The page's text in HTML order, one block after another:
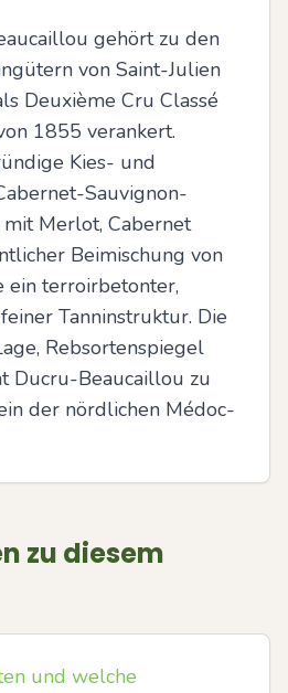
gehört zu den
von Saint-Julien
Deuxième Cru Classé
1855 verankert.
Kies- und
Sauvignon-
Merlot, Cabernet
Beimischung von
ein terroirbetonter,
Tanninstruktur. Die
Rebsortenspiegel
Ducru-Beaucaillou zu
der nördlichen Médoc-
zu diesem
und welche